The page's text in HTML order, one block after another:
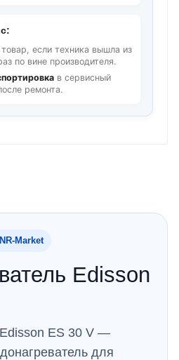
товар, если техника вышла из
по вине производителя.
в сервисный
ремонта.
Edisson
ES 30 V —
для